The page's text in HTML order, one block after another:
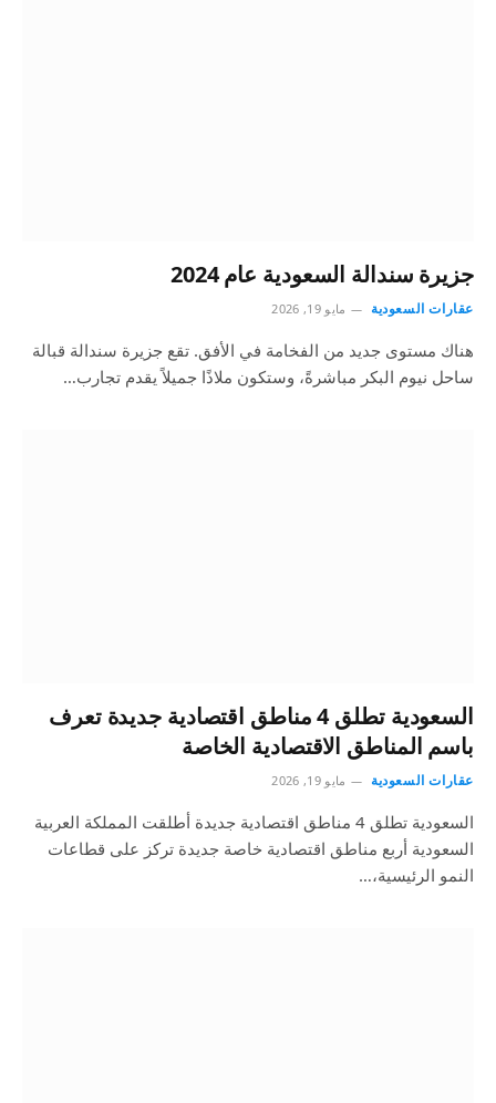
جزيرة سندالة السعودية عام 2024
عقارات السعودية مايو 19, 2026
هناك مستوى جديد من الفخامة في الأفق. تقع جزيرة سندالة قبالة
ساحل نيوم البكر مباشرةً، وستكون ملاذًا جميلاً يقدم تجارب…
السعودية تطلق 4 مناطق اقتصادية جديدة تعرف
باسم المناطق الاقتصادية الخاصة
عقارات السعودية مايو 19, 2026
السعودية تطلق 4 مناطق اقتصادية جديدة أطلقت المملكة العربية
السعودية أربع مناطق اقتصادية خاصة جديدة تركز على قطاعات
النمو الرئيسية،…